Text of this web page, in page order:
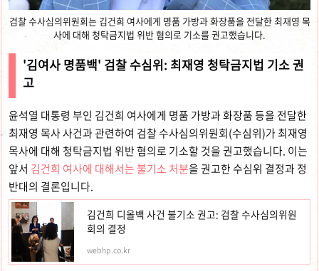
검찰 수사심의위원회는 김건희 여사에게 명품 가방과 화장품을 전달한 최재영 목
사에 대해 청탁금지법 위반 혐의로 기소를 권고했습니다.
'김여사 명품백' 검찰 수심위: 최재영 청탁금지법 기소 권
고
윤석열 대통령 부인 김건희 여사에게 명품 가방과 화장품 등을 전달한
최재영 목사 사건과 관련하여 검찰 수사심의위원회(수심위)가 최재영
목사에 대해 청탁금지법 위반 혐의로 기소할 것을 권고했습니다. 이는
앞서 김건희 여사에 대해서는 불기소 처분을 권고한 수심위 결정과 정
반대의 결론입니다.
김건희 디올백 사건 불기소 권고: 검찰 수사심의위원
회의 결정
webhp.co.kr